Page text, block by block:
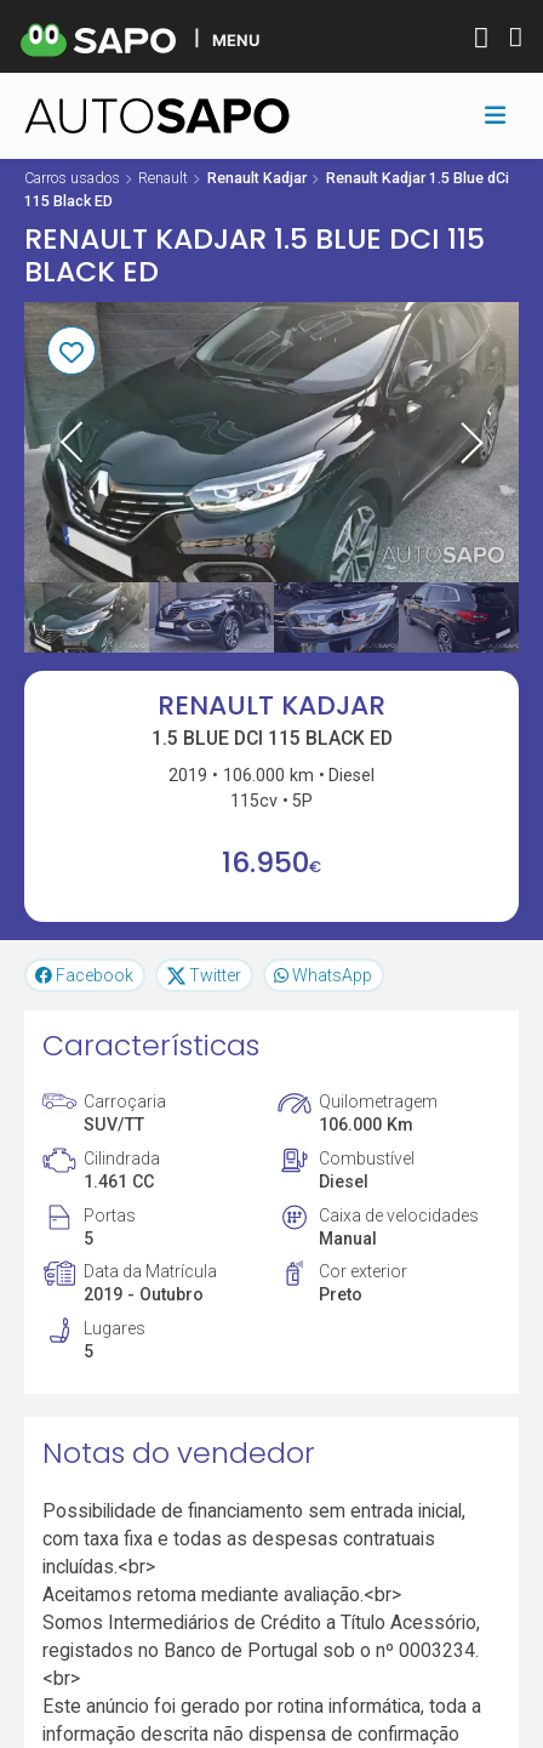
MENU
Carros usados Renault Renault Kadjar
Renault Kadjar 1.5 Blue dCi
115 Black ED
RENAULT KADJAR 1.5 BLUE DCI 115
BLACK ED
RENAULT KADJAR
1.5 BLUE DCI 115 BLACK ED
2019 106.000 km
Diesel
115cv
5P
16.950€
Facebook Twitter WhatsApp
Características
Carroçaria
SUV/TT
Quilometragem
106.000 Km
Cilindrada
1.461 CC
Combustível
Diesel
Portas
5
Caixa de velocidades
Manual
Data da Matrícula
2019 - Outubro
Cor exterior
Preto
Lugares
5
Notas do vendedor
Possibilidade de financiamento sem entrada inicial,
com taxa fixa e todas as despesas contratuais
incluídas.<br>
Aceitamos retoma mediante avaliação.<br>
Somos Intermediários de Crédito a Título Acessório,
registados no Banco de Portugal sob o nº 0003234.
<br>
Este anúncio foi gerado por rotina informática, toda a
informação descrita não dispensa de confirmação